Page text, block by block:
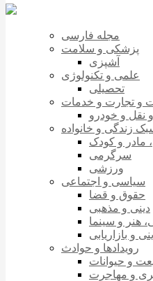
مجله فارسی
پزشکی و سلامت
آشپزی
علمی و تکنولوژی
تحصیلی
و تجارت و خدمات
نقل و خودرو
زندگی و خانواده
مادر و کودک
سرگرمی
ورزشی
سیاسی و اجتماعی
حقوق و قضا
دینی و مذهبی
هنر و سینما
و بازاریابی
رویدادها و حوادث
و حیوانات
و مهاجرت